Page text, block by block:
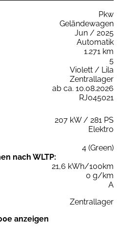
Pkw
Geländewagen
Jun / 2025
Automatik
1.271 km
5
Violett / Lila
Zentrallager
ab ca. 10.08.2026
RJ045021
207 kW / 281 PS
Elektro
4 (Green)
nach WLTP:
21,6 kWh/100km
0 g/km
A
Zentrallager
anzeigen